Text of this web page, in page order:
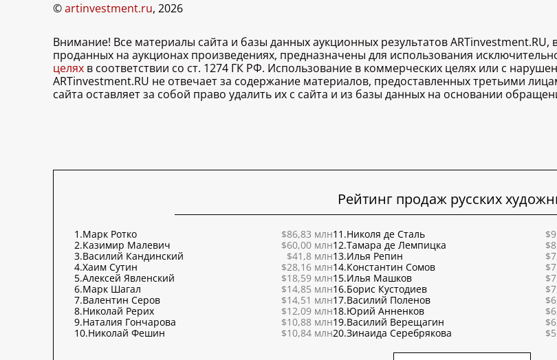
©artinvestment.ru, 2026
Внимание! Все материалы сайта и базы данных аукционных результатов
проданных на аукционах произведениях, предназначены для использования
целях в соответствии со ст. 1274 ГК РФ. Использование в коммерческих целях или с
ARTinvestment.RU не отвечает за содержание материалов, предоставленных третьими
сайта оставляет за собой право удалить их с сайта и из базы данных на основании
Рейтинг продаж русских
1.Марк Ротко
$86,83 млн
2.Казимир Малевич
$60,00 млн
3.Василий Кандинский
$41,8 млн
4.Хаим Сутин
$28,16 млн
5.Алексей Явленский
$18,59 млн
6.Марк Шагал
$14,85 млн
7.Валентин Серов
$14,51 млн
8.Николай Рерих
$12,09 млн
9.Наталия Гончарова
$10,88 млн
10.Николай Фешин $10,84 млн
11.Николя де Сталь
12.Тамара де Лемпицка
13.Илья Репин
14.Константин Сомов
15.Илья Машков
16.Борис Кустодиев
17.Василий Поленов
18.Юрий Анненков
19.Василий Верещагин
20.Зинаида Серебрякова